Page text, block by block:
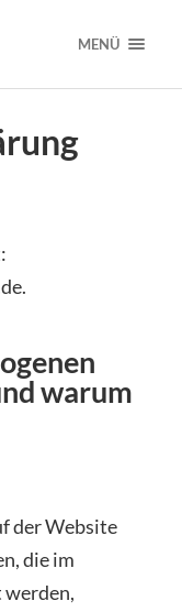
MENÜ
warum
der Website
die im